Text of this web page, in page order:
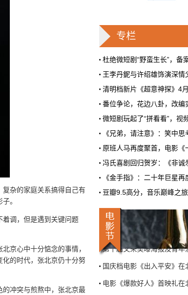
杂的家庭关系搞得自己有
。
着调，但是遇到关键问题
京心中十分惦念的事情，
的时代，张北京仍十分努
冲突与煎熬中，张北京最
高定，而是一句话。
6月28日 9:25:00
周星驰跑去拍AI短剧了
么？
5月31号，横店。63岁的
出现在《食神2026》的开
编自他30年前的经典电影
制作，成本400万。预计9
6月28日 9:25:00
短剧从业者在评论区集体破
机率比去年腰斩"，有人说"
三天的东西，AI一天出八
6月27日 10:01:00
9万块银幕，全年只卖
钱去哪了？
画，类型挺全。刘烨的《
专栏
杜绝微短剧“野蛮生长”，备
王李丹鈮与许绍雄饰演深情
清明档新片《超意神探》4
番位争论，花边八卦，改编
微短剧玩起了“拼看看”，视
《兄弟，请注意》：笑中
原班人马再度聚首，电影《
冯氏喜剧回归贺岁：《非诚
《金手指》：二十年巨星
豆瓣9.5高分，音乐巅峰之
喜剧电影《爆款好人》在北
第八届平遥国际电影展公布
电影《危机航线》北京首映
喜剧《爆款好人》举办首映
第十届文荣奖曝海报及青年
国庆档电影《出入平安》在
电影《爆款好人》首映礼在